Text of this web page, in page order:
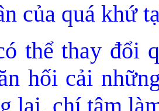
của quá khứ
thể thay đổi
hối cải
lai, chí tâm